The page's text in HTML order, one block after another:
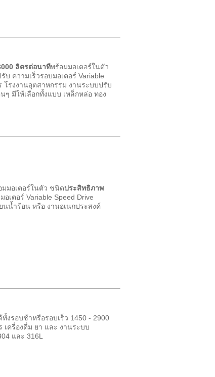
ลิตรต่อนาทีพร้อมมอเตอร์ในตัว
ความเร็วรอบมอเตอร์ Variable
โรงงานอุตสาหกรรม งานระบบปรับ
มีให้เลือกทั้งแบบ เหล็กหล่อ ทอง
มอเตอร์ในตัว ชนิดประสิทธิภาพ
เตอร์ Variable Speed Drive
น้ำร้อน หรือ งานอเนกประสงค์
รอบช้าหรือรอบเร็ว 1450 - 2900
ครื่องดื่ม ยา และ งานระบบ
และ 316L